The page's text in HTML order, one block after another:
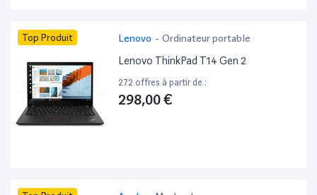
Top Produit Lenovo - Ordinateur portable
Lenovo ThinkPad T14 Gen 2
272 offres à partir de :
298,00 €